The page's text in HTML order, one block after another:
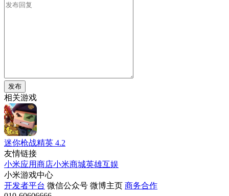
发布
相关游戏
迷你枪战精英 4.2
友情链接
小米应用商店小米商城英雄互娱
小米游戏中心
开发者平台 微信公众号 微博主页 商务合作